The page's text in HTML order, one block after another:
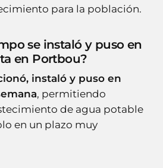
para la población.
se instaló y puso en
en Portbou?
instaló y puso en
, permitiendo
de agua potable
en un plazo muy